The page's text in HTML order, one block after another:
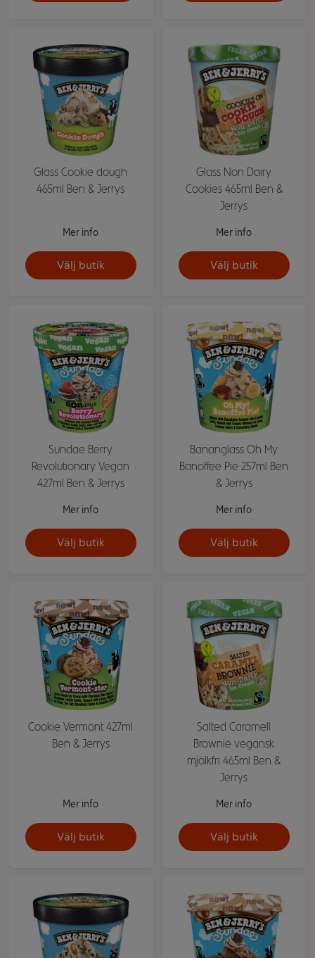
Glass Cookie dough
465ml Ben & Jerrys
Mer info
Välj butik
Glass Non Dairy
Cookies 465ml Ben &
Jerrys
Mer info
Välj butik
Sundae Berry
Revolutionary Vegan
427ml Ben & Jerrys
Mer info
Välj butik
Bananglass Oh My
Banoffee Pie 257ml Ben
& Jerrys
Mer info
Välj butik
Cookie Vermont 427ml
Ben & Jerrys
Mer info
Välj butik
Salted Caramell
Brownie vegansk
mjölkfri 465ml Ben &
Jerrys
Mer info
Välj butik